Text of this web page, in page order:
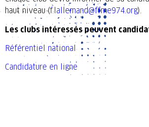
haut niveau (f.lallemand@ffme974.org).
Les clubs intéressés peuvent
Référentiel national
Candidature en ligne